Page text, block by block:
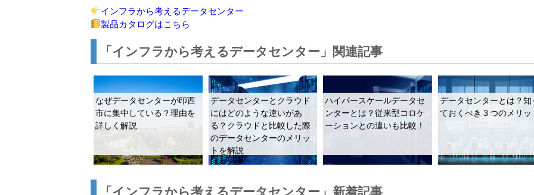
インフラから考えるデータセンター
製品カタログはこちら
「インフラから考えるデータセンター」関連記事
なぜデータセンターが印西
市に集中している？理由を
詳しく解説
データセンターとクラウド
にはどのような違いがあ
る？クラウドと比較した際
のデータセンターのメリッ
トを解説
ハイパースケールデータセ
ンターとは？従来型コロケ
ーションとの違いも比較！
データセンターとは？知
ておくべき３つのメリッ
「インフラから考えるデータセンター」新着記事